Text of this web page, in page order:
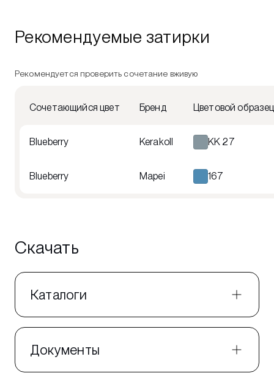
Рекомендуемые затирки
Рекомендуется проверить сочетание вживую
Сочетающийся цвет Бренд Цветовой образец
Blueberry Kerakoll KK 27
Blueberry Mapei 167
Скачать
Каталоги
Документы